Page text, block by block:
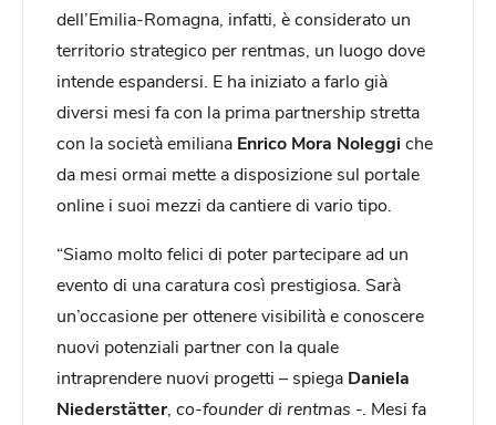
dell’Emilia-Romagna, infatti, è considerato un
territorio strategico per rentmas, un luogo dove
intende espandersi. E ha iniziato a farlo già
diversi mesi fa con la prima partnership stretta
con la società emiliana Enrico Mora Noleggiche
da mesi ormai mette a disposizione sul portale
online i suoi mezzi da cantiere di vario tipo.
“Siamo molto felici di poter partecipare ad un
evento di una caratura così prestigiosa. Sarà
un’occasione per ottenere visibilità e conoscere
nuovi potenziali partner con la quale
intraprendere nuovi progetti – spiega Daniela
Niederstätter, co-founder di rentmas -. Mesi fa